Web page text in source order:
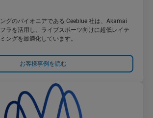
グのパイオニアである Ceeblue 社は、Akamai
ラを活用し、ライブスポーツ向けに超低レイテ
ングを最適化しています。
お客様事例を読む